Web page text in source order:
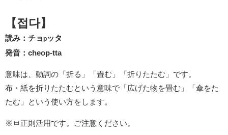
【접다】
読み：チョ pッタ
発音：cheop-tta
意味は、動詞の「折る」「畳む」「折りたたむ」です。
布・紙を折りたたむという意味で「広げた物を畳む」「傘をた
たむ」という使い方をします。
※ㅂ正則活用です。ご注意ください。